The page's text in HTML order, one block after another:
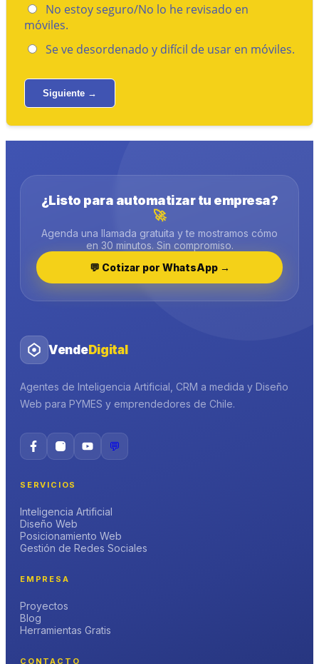
No estoy seguro/No lo he revisado en
móviles.
Se ve desordenado y difícil de usar en móviles.
Siguiente →
¿Listo para automatizar tu empresa?
🚀
Agenda una llamada gratuita y te mostramos cómo
en 30 minutos. Sin compromiso.
💬 Cotizar por WhatsApp →
VendeDigital
Agentes de Inteligencia Artificial, CRM a medida y Diseño
Web para PYMES y emprendedores de Chile.
💬
SERVICIOS
Inteligencia Artificial
Diseño Web
Posicionamiento Web
Gestión de Redes Sociales
EMPRESA
Proyectos
Blog
Herramientas Gratis
CONTACTO